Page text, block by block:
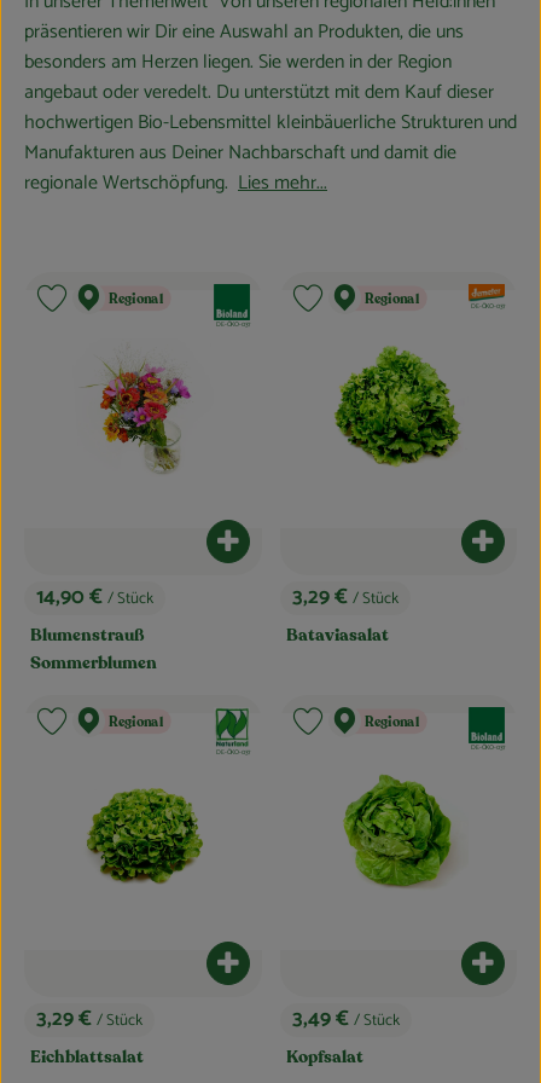
Obst & Gemüse
Kühltheke
Bäckerei
Vorratskammer
Kosmetik
Haus, Garten & Co.
So geht’s
präsentieren wir Dir eine Auswahl an Produkten, die uns
besonders am Herzen liegen. Sie werden in der Region
angebaut oder veredelt. Du unterstützt mit dem Kauf dieser
hochwertigen Bio-Lebensmittel kleinbäuerliche Strukturen und
Manufakturen aus Deiner Nachbarschaft und damit die
regionale Wertschöpfung. Lies mehr...
, Preis:
14,90 €/ Stück
Blumenstrauß
Sommerblumen
Produkt zum Warenkorb hinzufügen
, Kontrollstelle:
DE-ÖKO-037
Regional
Produkt zu Favouriten hinzufügen
, Preis:
3,29 €/ Stück
Bataviasalat
, Verband:
, Kontrollstelle:
DE-ÖKO-037
Regional
Produkt zu Favouriten hinzufügen
, Preis:
3,29 €/ Stück
Eichblattsalat
Produkt zum Warenkorb hinzufügen
, Verband:
, Kontrollstelle:
DE-ÖKO-037
Regional
Produkt zu Favouriten hinzufügen
, Preis:
3,49 €/ Stück
Kopfsalat
, Kontrollstelle:
DE-ÖKO-037
Regional
Produkt zu Favouriten hinzufügen